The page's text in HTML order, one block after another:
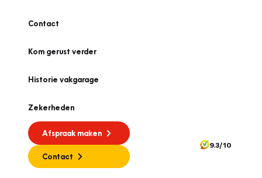
Contact
Kom gerust verder
Historie vakgarage
Zekerheden
Afspraak maken
Contact
9.3/10